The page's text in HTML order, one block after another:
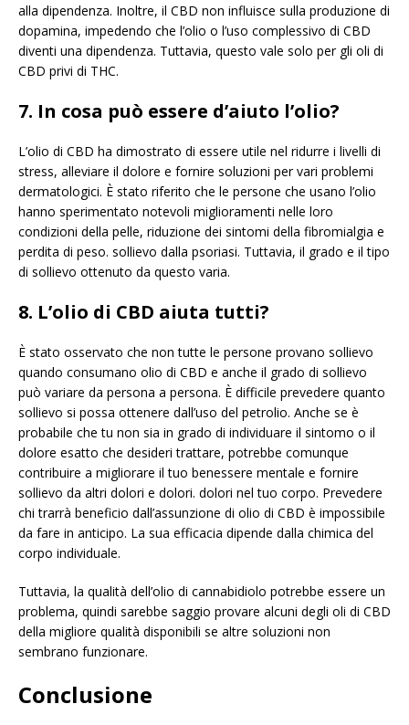
alla dipendenza. Inoltre, il CBD non influisce sulla produzione di
dopamina, impedendo che l’olio o l’uso complessivo di CBD
diventi una dipendenza. Tuttavia, questo vale solo per gli oli di
CBD privi di THC.
7. In cosa può essere d’aiuto l’olio?
L’olio di CBD ha dimostrato di essere utile nel ridurre i livelli di
stress, alleviare il dolore e fornire soluzioni per vari problemi
dermatologici. È stato riferito che le persone che usano l’olio
hanno sperimentato notevoli miglioramenti nelle loro
condizioni della pelle, riduzione dei sintomi della fibromialgia e
perdita di peso. sollievo dalla psoriasi. Tuttavia, il grado e il tipo
di sollievo ottenuto da questo varia.
8. L’olio di CBD aiuta tutti?
È stato osservato che non tutte le persone provano sollievo
quando consumano olio di CBD e anche il grado di sollievo
può variare da persona a persona. È difficile prevedere quanto
sollievo si possa ottenere dall’uso del petrolio. Anche se è
probabile che tu non sia in grado di individuare il sintomo o il
dolore esatto che desideri trattare, potrebbe comunque
contribuire a migliorare il tuo benessere mentale e fornire
sollievo da altri dolori e dolori. dolori nel tuo corpo. Prevedere
chi trarrà beneficio dall’assunzione di olio di CBD è impossibile
da fare in anticipo. La sua efficacia dipende dalla chimica del
corpo individuale.
Tuttavia, la qualità dell’olio di cannabidiolo potrebbe essere un
problema, quindi sarebbe saggio provare alcuni degli oli di CBD
della migliore qualità disponibili se altre soluzioni non
sembrano funzionare.
Conclusione